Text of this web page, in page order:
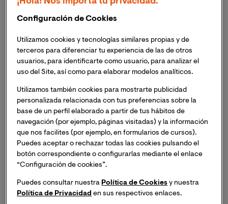
del Ministerio de Justicia, Evaluadora Proyecto Piloto
de Mediación Penal Ciudad de la Justicia de Valencia y
receptora de varios premios por sus actividades en este
campo.
¿Qué es la mediación? ¿Qué estatus legal tiene como
práctica y quién la ejerce?
La Mediación se incardinaría dentro de los Alternative
Dispute Resolution (ADR) por ser un método alternativo
a la vía judicial tradicional para la solución de
controversias. Como es sabido, el conflicto es
interacción humana, siendo realmente neutro en sus
inicios y se transforma en positivo o negativo
Configuración de Cookies
Utilizamos cookies y tecnologías similares propias y de
terceros para diferenciar tu experiencia de las de otros
usuarios, para identificarte como usuario, para analizar el
uso del Site, así como para elaborar modelos analíticos.
Utilizamos también cookies para mostrarte publicidad
personalizada relacionada con tus preferencias sobre la
base de un perfil elaborado a partir de tus hábitos de
navegación (por ejemplo, páginas visitadas) y la información
que nos facilites (por ejemplo, en formularios de cursos).
Puedes aceptar o rechazar todas las cookies pulsando el
botón correspondiente o configurarlas mediante el enlace
“Configuración de cookies”.
Puedes consultar nuestra Política de Cookies y nuestra
Política de Privacidad en sus respectivos enlaces.